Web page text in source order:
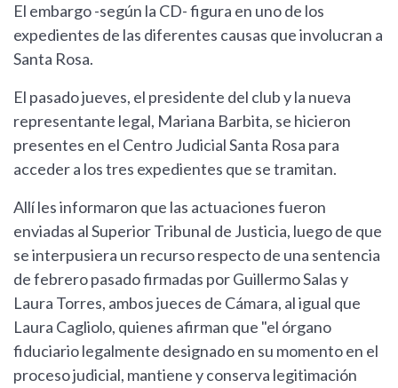
El embargo -según la CD- figura en uno de los
expedientes de las diferentes causas que involucran a
Santa Rosa.
El pasado jueves, el presidente del club y la nueva
representante legal, Mariana Barbita, se hicieron
presentes en el Centro Judicial Santa Rosa para
acceder a los tres expedientes que se tramitan.
Allí les informaron que las actuaciones fueron
enviadas al Superior Tribunal de Justicia, luego de que
se interpusiera un recurso respecto de una sentencia
de febrero pasado firmadas por Guillermo Salas y
Laura Torres, ambos jueces de Cámara, al igual que
Laura Cagliolo, quienes afirman que "el órgano
fiduciario legalmente designado en su momento en el
proceso judicial, mantiene y conserva legitimación